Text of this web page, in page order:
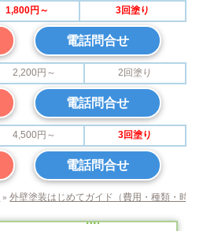
1,800円～ 3回塗り
電話問合せ
2,200円～ 2回塗り
電話問合せ
4,500円～ 3回塗り
電話問合せ
»外壁塗装はじめてガイド（費用・種類・時期